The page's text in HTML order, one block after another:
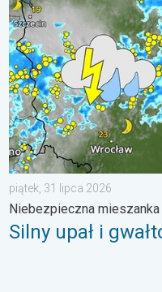
piątek, 31 lipca 2026
Niebezpieczna mieszanka
Silny upał i